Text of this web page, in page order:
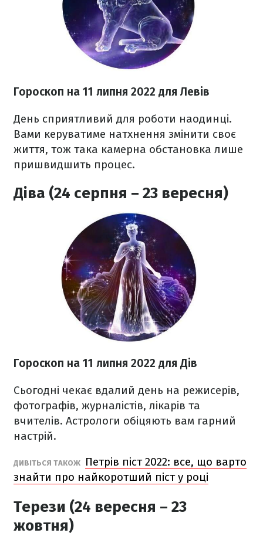
Гороскоп на 11 липня 2022 для Левів
День сприятливий для роботи наодинці.
Вами керуватиме натхнення змінити своє
життя, тож така камерна обстановка лише
пришвидшить процес.
Діва (24 серпня – 23 вересня)
Гороскоп на 11 липня 2022 для Дів
Сьогодні чекає вдалий день на режисерів,
фотографів, журналістів, лікарів та
вчителів. Астрологи обіцяють вам гарний
настрій.
ДИВІТЬСЯ ТАКОЖ
Петрів піст 2022: все, що варто
знайти про найкоротший піст у році
Терези (24 вересня – 23
жовтня)